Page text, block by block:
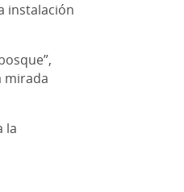
instalación
mirada
la